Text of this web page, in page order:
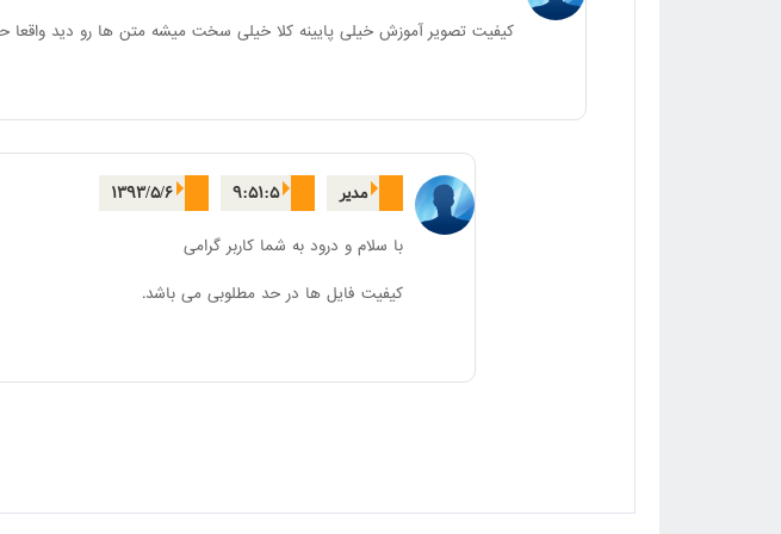
کیفیت تصویر آموزش خیلی پایینه کلا خیلی سخت میشه متن ها رو دید
مدیر ۹:۵۱:۵ ۱۳۹۳/۵/۶
با سلام و درود به شما کاربر گرامی
کیفیت فایل ها در حد مطلوبی می باشد.